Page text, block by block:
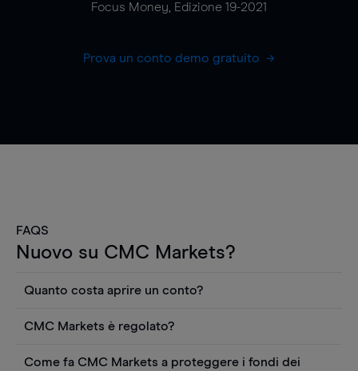
Focus Money, Edizione 19-2021
Prova un conto demo gratuito
FAQS
Nuovo su CMC Markets?
Quanto costa aprire un conto?
Puoi anche visualizzare gratuitamente i prezzi e
utilizzare strumenti come grafici, notizie Reuters
CMC Markets è regolato?
Come fa CMC Markets a proteggere i fondi dei